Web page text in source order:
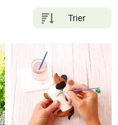
Trier